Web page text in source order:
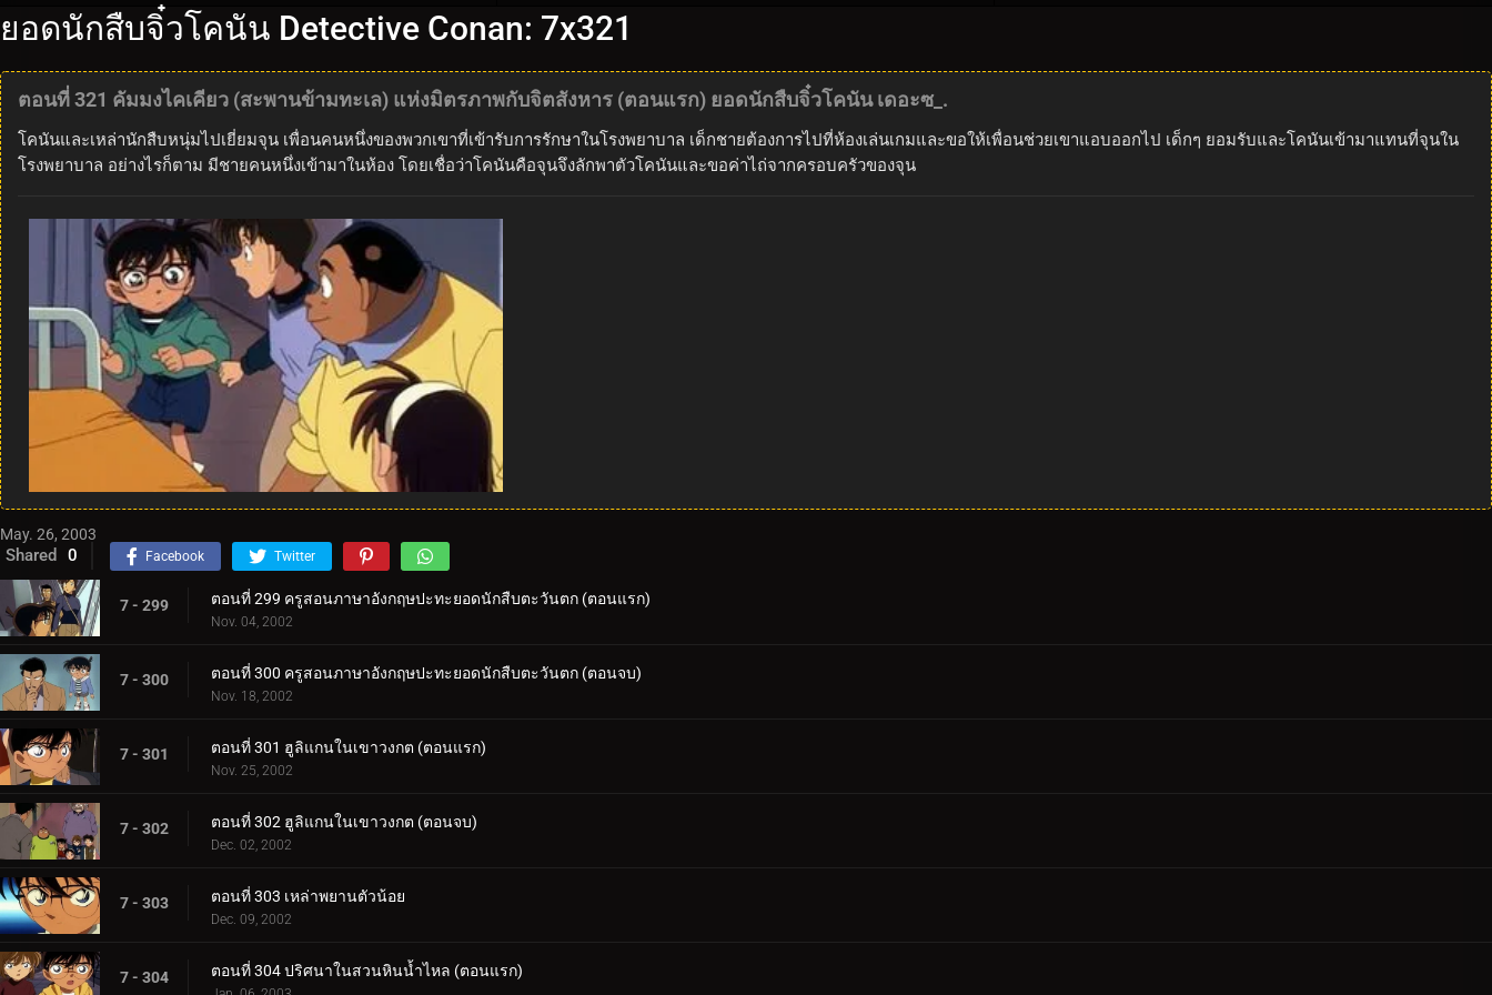
ยอดนักสืบจิ๋วโคนัน Detective Conan: 7x321
ตอนที่ 321 คัมมงไคเคียว (สะพานข้ามทะเล) แห่งมิตรภาพกับจิตสังหาร (ตอนแรก) ยอดนักสืบจิ๋วโคนัน เดอะซ_.
โคนันและเหล่านักสืบหนุ่มไปเยี่ยมจุน เพื่อนคนหนึ่งของพวกเขาที่เข้ารับการรักษาในโรงพยาบาล เด็กชายต้องการไปที่ห้องเล่นเกมและขอให้เพื่อนช่วยเขาแอบออกไป เด็กๆ ยอมรับและโคนันเข้ามาแทนที่จุนใน
โรงพยาบาล อย่างไรก็ตาม มีชายคนหนึ่งเข้ามาในห้อง โดยเชื่อว่าโคนันคือจุนจึงลักพาตัวโคนันและขอค่าไถ่จากครอบครัวของจุน
May. 26, 2003
Shared 0 Facebook Twitter
7 - 299 ตอนที่ 299 ครูสอนภาษาอังกฤษปะทะยอดนักสืบตะวันตก (ตอนแรก)
Nov. 04, 2002
7 - 300 ตอนที่ 300 ครูสอนภาษาอังกฤษปะทะยอดนักสืบตะวันตก (ตอนจบ)
Nov. 18, 2002
7 - 301 ตอนที่ 301 ฮูลิแกนในเขาวงกต (ตอนแรก)
Nov. 25, 2002
7 - 302 ตอนที่ 302 ฮูลิแกนในเขาวงกต (ตอนจบ)
Dec. 02, 2002
7 - 303 ตอนที่ 303 เหล่าพยานตัวน้อย
Dec. 09, 2002
7 - 304 ตอนที่ 304 ปริศนาในสวนหินน้ำไหล (ตอนแรก)